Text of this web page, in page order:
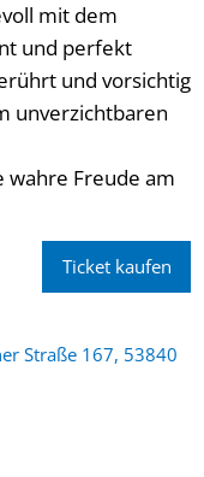
mit dem
und perfekt
und vorsichtig
unverzichtbaren
wahre Freude am
Straße 167, 53840
Ticket kaufen